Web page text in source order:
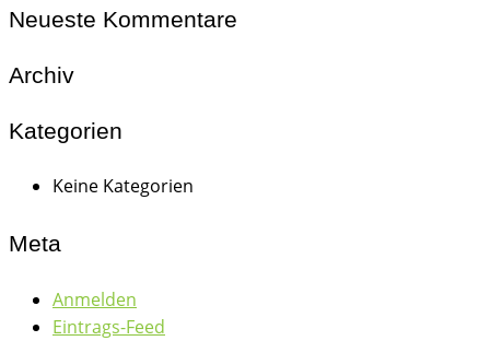
Neueste Kommentare
Archiv
Kategorien
Keine Kategorien
Meta
Anmelden
Eintrags-Feed